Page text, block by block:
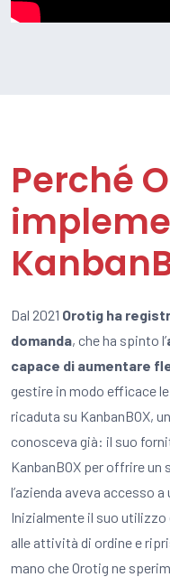
Perché
Dal 2021 Orotig ha
domanda, che ha spinto l’
capace di aumentare
gestire in modo efficace
ricaduta su KanbanBOX,
conosceva già: il suo
KanbanBOX per offrire un
l’azienda aveva accesso
Inizialmente il suo utilizzo
alle attività di ordine e
mano che Orotig ne